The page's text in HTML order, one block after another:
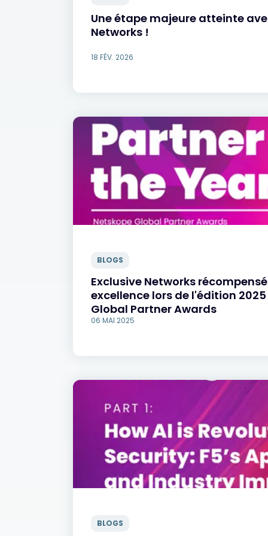
Une étape majeure atteinte
Networks !
18 FÉV. 2026
BLOGS
Exclusive Networks
excellence lors de l'édition
Global Partner Awards
06 MAI 2025
BLOGS